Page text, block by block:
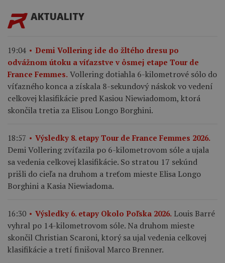
AKTUALITY
19:04
Demi Vollering ide do žltého dresu po
odvážnom útoku a víťazstve v ôsmej etape Tour de
France Femmes. Vollering dotiahla 6-kilometrové sólo do
víťazného konca a získala 8-sekundový náskok vo vedení
celkovej klasifikácie pred Kasiou Niewiadomom, ktorá
skončila tretia za Elisou Longo Borghini.
18:57 Výsledky 8. etapy Tour de France Femmes 2026.
Demi Vollering zvíťazila po 6-kilometrovom sóle a ujala
sa vedenia celkovej klasifikácie. So stratou 17 sekúnd
prišli do cieľa na druhom a treťom mieste Elisa Longo
Borghini a Kasia Niewiadoma.
16:30 Výsledky 6. etapy Okolo Poľska 2026. Louis Barré
vyhral po 14-kilometrovom sóle. Na druhom mieste
skončil Christian Scaroni, ktorý sa ujal vedenia celkovej
klasifikácie a tretí finišoval Marco Brenner.